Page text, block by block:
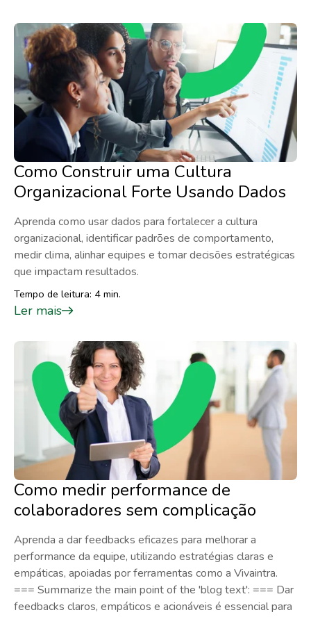
Como Construir uma Cultura
Organizacional Forte Usando Dados
Aprenda como usar dados para fortalecer a cultura
organizacional, identificar padrões de comportamento,
medir clima, alinhar equipes e tomar decisões estratégicas
que impactam resultados.
Tempo de leitura: 4 min.
Ler mais
Como medir performance de
colaboradores sem complicação
Aprenda a dar feedbacks eficazes para melhorar a
performance da equipe, utilizando estratégias claras e
empáticas, apoiadas por ferramentas como a Vivaintra.
=== Summarize the main point of the 'blog text': === Dar
feedbacks claros, empáticos e acionáveis é essencial para